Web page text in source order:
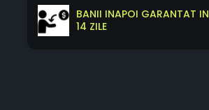
BANII INAPOI GARANTAT IN
14 ZILE